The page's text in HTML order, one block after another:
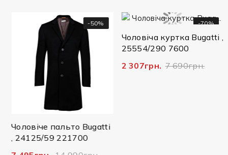
-50%
Чоловіче пальто Bugatti
, 24125/59 221700
-70%
Чоловіча куртка Bugatti ,
25554/290 7600
2 307грн.
7 690грн.